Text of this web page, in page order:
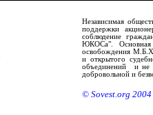
Независимая
поддержки
соблюдение
ЮКОСа".
освобождения
и открытого
объединений и не
добровольной и
© Sovest.org 2004